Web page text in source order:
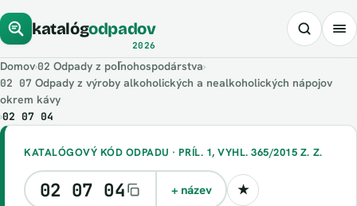
katalógodpadov
2026
Domov›02 Odpady z poľnohospodárstva›
02 07 Odpady z výroby alkoholických a nealkoholických nápojov
okrem kávy
›02 07 04
KATALÓGOVÝ KÓD ODPADU · PRÍL. 1, VYHL. 365/2015 Z. Z.
02 07 04 + název ★Uložiť kód